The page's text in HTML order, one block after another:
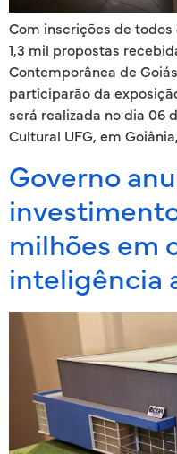
Com inscrições de
1,3 mil propostas
Contemporânea de
participarão da
será realizada no dia 06
Cultural UFG, em
Governo
milhões em
inteligência